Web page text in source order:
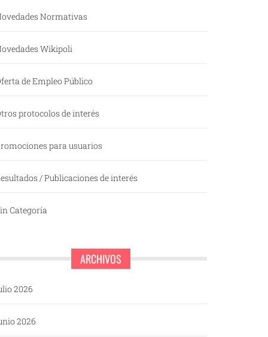
Normativas
Wikipoli
de Empleo Público
protocolos de interés
para usuarios
/ Publicaciones de interés
Categoría
ARCHIVOS
2026
2026